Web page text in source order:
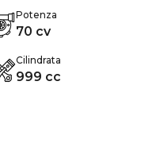
Potenza
70 cv
Cilindrata
999 cc